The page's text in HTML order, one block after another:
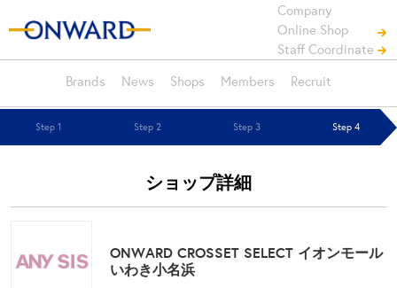
Company
Online Shop
Staff Coordinate
Brands
News Shops Members Recruit
Step 1 Step 2 Step 3 Step 4
ショップ詳細
ONWARD CROSSET SELECT イオンモール
いわき小名浜